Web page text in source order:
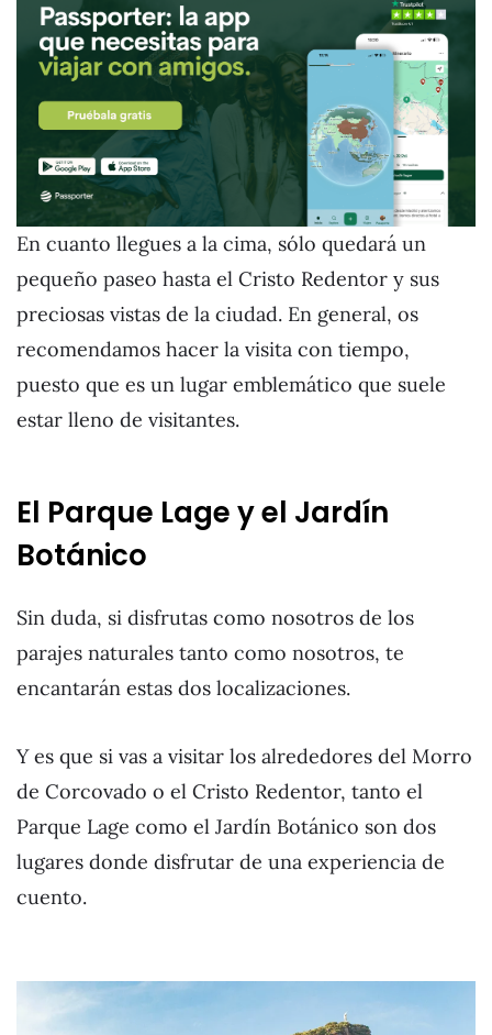
En cuanto llegues a la cima, sólo quedará un
pequeño paseo hasta el Cristo Redentor y sus
preciosas vistas de la ciudad. En general, os
recomendamos hacer la visita con tiempo,
puesto que es un lugar emblemático que suele
estar lleno de visitantes.
El Parque Lage y el Jardín
Botánico
Sin duda, si disfrutas como nosotros de los
parajes naturales tanto como nosotros, te
encantarán estas dos localizaciones.
Y es que si vas a visitar los alrededores del Morro
de Corcovado o el Cristo Redentor, tanto el
Parque Lage como el Jardín Botánico son dos
lugares donde disfrutar de una experiencia de
cuento.